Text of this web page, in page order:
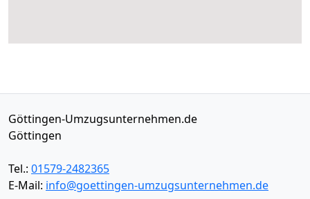
Göttingen-Umzugsunternehmen.de
Göttingen
Tel.: 01579-2482365
E-Mail: info@goettingen-umzugsunternehmen.de